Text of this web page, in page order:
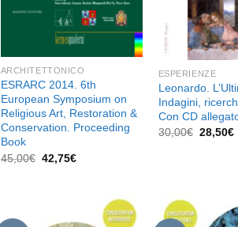
ARCHITETTONICO
ESRARC 2014. 6th
European Symposium on
Religious Art, Restoration &
Conservation. Proceeding
Book
45,00€ Il
prezzo
42,75€Il
42,75€.
ESPERIENZE
Leonardo.
Indagini,
Con CD
30,00€ Il
28,50€Il